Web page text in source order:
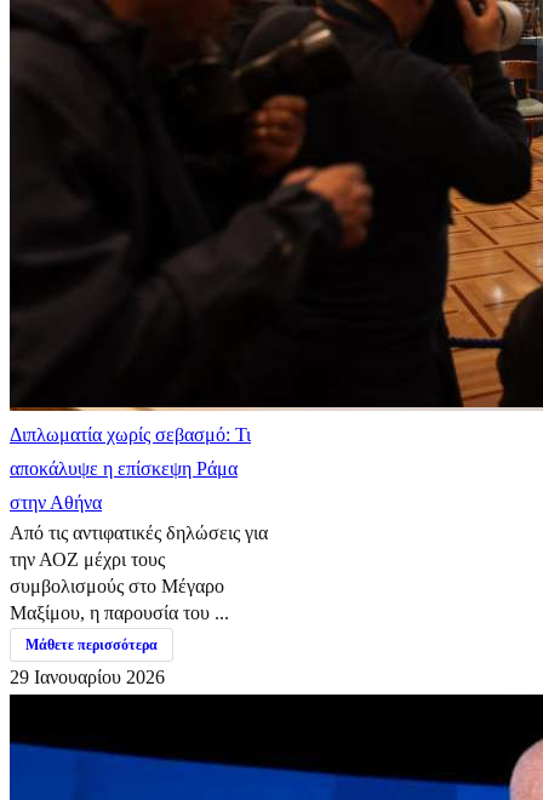
Διπλωματία χωρίς σεβασμό: Τι
αποκάλυψε η επίσκεψη Ράμα
στην Αθήνα
Από τις αντιφατικές δηλώσεις για
την ΑΟΖ μέχρι τους
συμβολισμούς στο Μέγαρο
Μαξίμου, η παρουσία του ...
Μάθετε περισσότερα
29 Ιανουαρίου 2026